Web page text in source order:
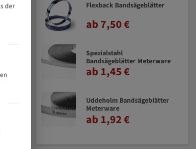
Flexback Bandsägeblätter
ab 7,50 €
Spezialstahl
Bandsägeblätter Meterware
ab 1,45 €
Uddeholm Bandsägeblätter
Meterware
ab 1,92 €
der